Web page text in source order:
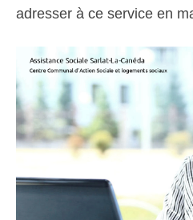
adresser à ce service en